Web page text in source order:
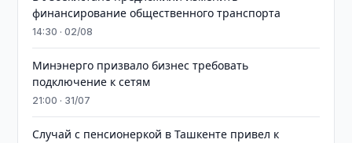
финансирование общественного транспорта
14:30 · 02/08
Минэнерго призвало бизнес требовать
подключение к сетям
21:00 · 31/07
Случай с пенсионеркой в Ташкенте привел к